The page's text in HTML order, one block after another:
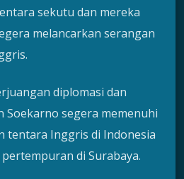
sekutu dan mereka
melancarkan serangan
diplomasi dan
Soekarno segera memenuhi
tentara Inggris di Indonesia
di Surabaya.